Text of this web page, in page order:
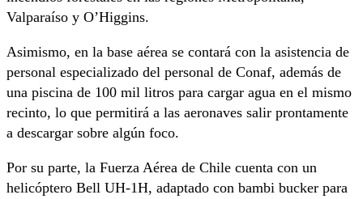
Valparaíso y O’Higgins.
Asimismo, en la base aérea se contará con la asistencia de
personal especializado del personal de Conaf, además de
una piscina de 100 mil litros para cargar agua en el mismo
recinto, lo que permitirá a las aeronaves salir prontamente
a descargar sobre algún foco.
Por su parte, la Fuerza Aérea de Chile cuenta con un
helicóptero Bell UH-1H, adaptado con bambi bucker para